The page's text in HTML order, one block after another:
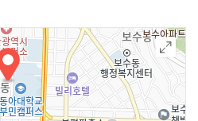
리고 소장하고 있는 국보, 보물 특별전을
하였다.